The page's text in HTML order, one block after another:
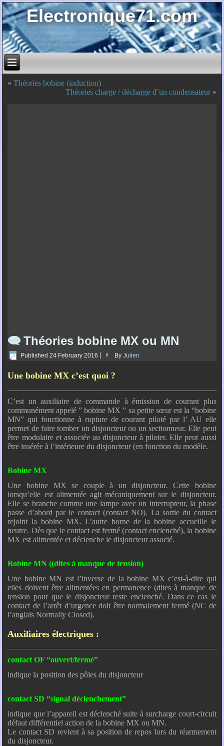
Electronique71.com
«Théories bobine (induction)
Théories charge / décharge d’un condensateur»
Théories bobine MX ou MN
Published 24 February 2016 By Julien
Une bobine MX c’est quoi ?
C’est un auxiliaire de commande à émission de courant plus
communément appelé ” bobine MX ” sa petite sœur est la “bobine
MN” qui fonctionne à rupture de courant piloté par l’ AU elle
permet de faire tomber un disjoncteur ou un sectionneur. Elle peut
être modulaire et associée au disjoncteur à piloter. Elle peut aussi
être insérée à l’intérieure du disjoncteur (en fonction du modèle.
Bobine MX
Une bobine MX se couple à un disjoncteur. Cette bobine
lorsqu’elle est alimentée agit mécaniquement sur le disjoncteur.
Elle se branche comme une lampe avec un interrupteur, la phase
passe d’abord par le contact (contact NO). La sortie du contact
rejoint la bobine MX. L’autre borne de la bobine accueille le
neutre. Dès que le contact est fermé (contact enclenché), la bobine
MX est alimentée et déclenche le disjoncteur associé.
Bobine MN ((dites à manque de tension)
Une bobine MN est l’inverse de la bobine MX c’est-à-dire qui
elles doivent être alimentées en permanence (dites à manque de
tension pour que le disjoncteur reste enclenché. Dans ce cas le
contact de l’arrêt d’urgence doit être normalement fermé (NC de
l’anglais Normally Closed).
Auxiliaires électriques :
contact OF “ouvert/fermé”
indique la position des pôles du disjoncteur
contact SD “signal déclenchement”
indique que l’appareil est déclenché suite à surcharge court-circuit
défaut différentiel action de la bobine MX ou MN.
Le contact SD revient à sa position de repos lors du réarmement
du disjoncteur.